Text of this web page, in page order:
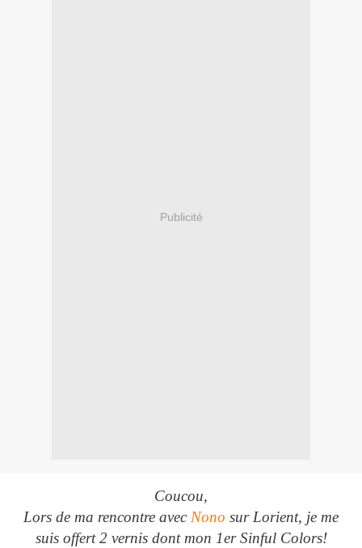
Publicité
Coucou,
Lors de ma rencontre avec Nono sur Lorient, je me
suis offert 2 vernis dont mon 1er Sinful Colors!